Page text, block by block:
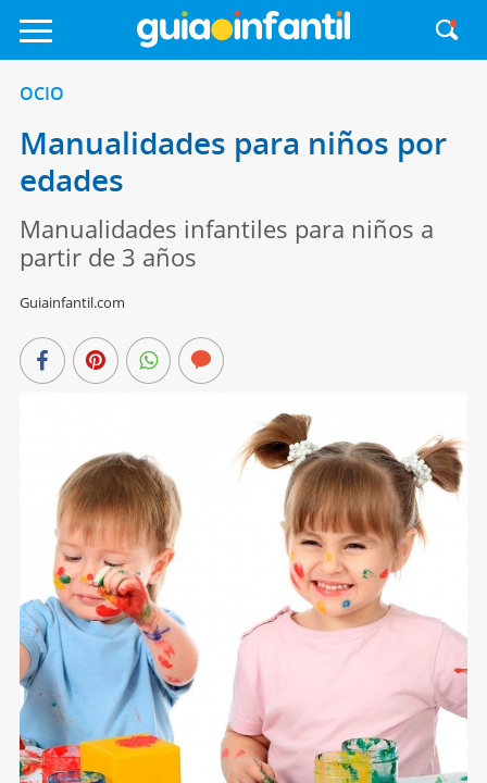
OCIO
Manualidades para niños por
edades
Manualidades infantiles para niños a
partir de 3 años
Guiainfantil.com